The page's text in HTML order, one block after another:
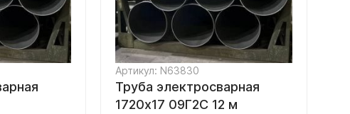
Артикул: N63830
Труба электросварная
1720х17 09Г2С 12 м